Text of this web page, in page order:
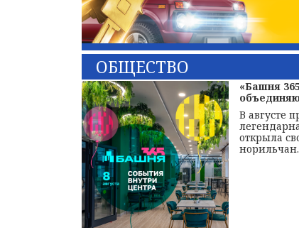
ОБЩЕСТВО
«Башня
В августе
открыла
норильчан.